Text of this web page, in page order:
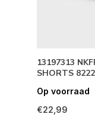
13197313
SHORTS
Op voorraad
€22,99